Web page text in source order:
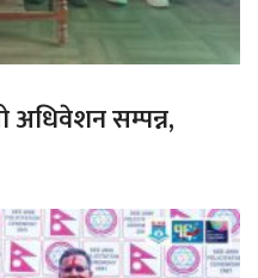
अधिवेशन सम्पन्न,